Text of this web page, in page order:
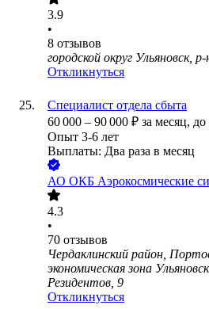
3.9
•
8 отзывов
городской округ Ульяновск,
Откликнуться
Специалист отдела сбыта
60 000 – 90 000 ₽ за месяц, до
Опыт 3-6 лет
Выплаты: Два раза в месяц
АО ОКБ Аэрокосмические
4.3
•
70 отзывов
Чердаклинский район,
экономическая зона
Резидентов, 9
Откликнуться